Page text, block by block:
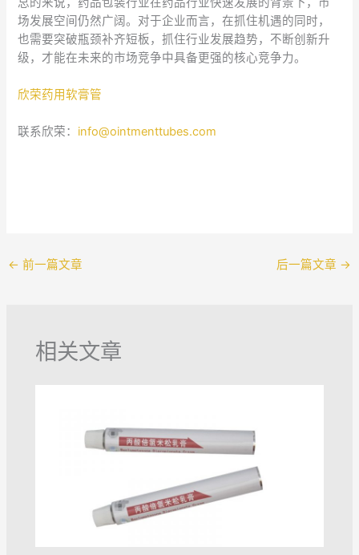
场发展空间仍然广阔。对于企业而言，在抓住机遇的同时，
也需要突破瓶颈补齐短板，抓住行业发展趋势，不断创新升
级，才能在未来的市场竞争中具备更强的核心竞争力。
欣荣药用软膏管
联系欣荣： info@ointmenttubes.com
← 前一篇文章 后一篇文章 →
相关文章